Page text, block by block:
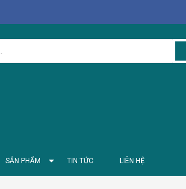
SẢN PHẨM TIN TỨC LIÊN HỆ